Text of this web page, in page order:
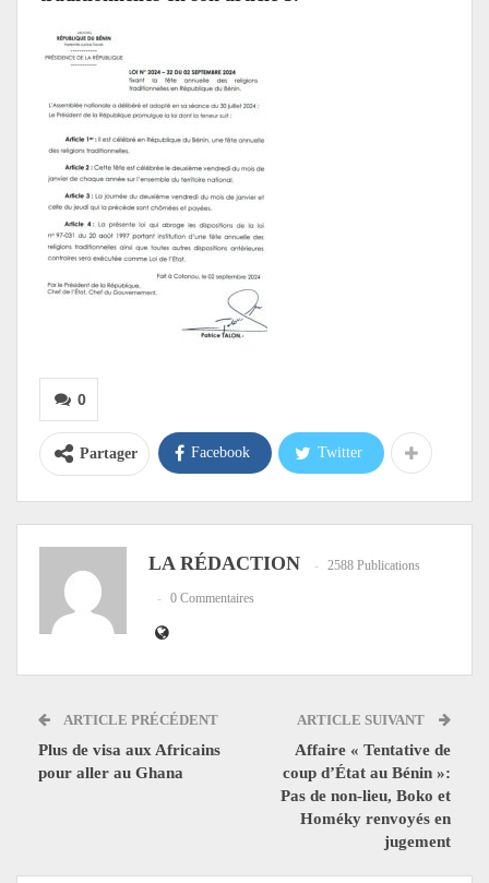
0
Partager Facebook Twitter
LA RÉDACTION 2588 Publications
0 Commentaires
ARTICLE PRÉCÉDENT
Plus de visa aux Africains
pour aller au Ghana
ARTICLE SUIVANT
Affaire « Tentative de
coup d’État au Bénin »:
Pas de non-lieu, Boko et
Homéky renvoyés en
jugement